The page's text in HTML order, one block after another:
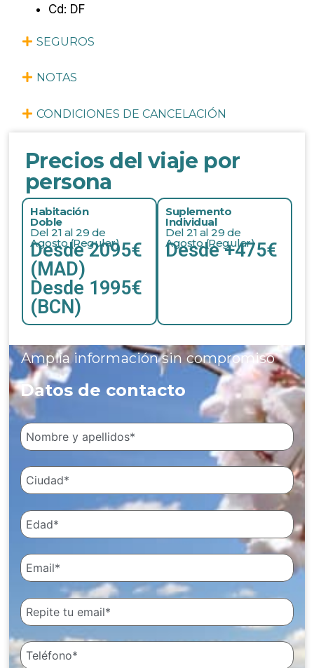
Cd: DF
SEGUROS
NOTAS
CONDICIONES DE CANCELACIÓN
Precios del viaje por
persona
Habitación
Doble
Del 21 al 29 de
Agosto (Regular)
Desde 2095€
(MAD)
Desde 1995€
(BCN)
Suplemento
Individual
Del 21 al 29 de
Agosto (Regular)
Desde +475€
Amplía información sin compromiso
Datos de contacto